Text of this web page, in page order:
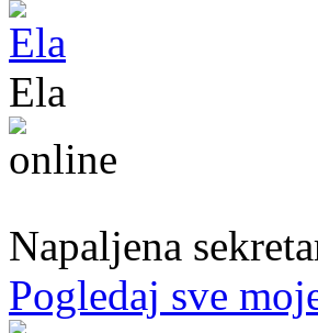
Ela
Napaljena
Pogledaj sve